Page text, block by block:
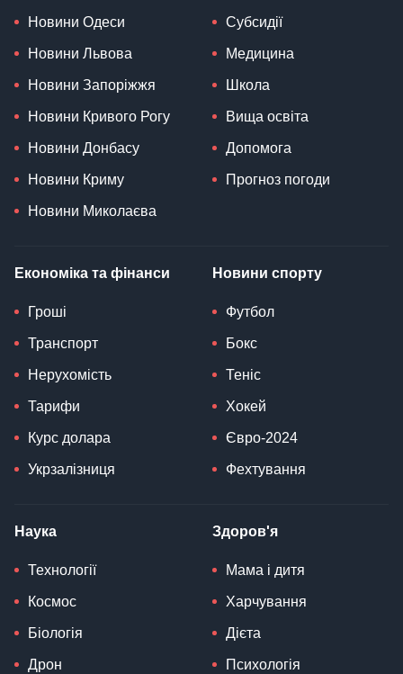
Новини Одеси
Новини Львова
Новини Запоріжжя
Новини Кривого Рогу
Новини Донбасу
Новини Криму
Новини Миколаєва
Субсидії
Медицина
Школа
Вища освіта
Допомога
Прогноз погоди
Економіка та фінанси
Гроші
Транспорт
Нерухомість
Тарифи
Курс долара
Укрзалізниця
Новини спорту
Футбол
Бокс
Теніс
Хокей
Євро-2024
Фехтування
Наука
Технології
Космос
Біологія
Дрон
Здоров'я
Мама і дитя
Харчування
Дієта
Психологія